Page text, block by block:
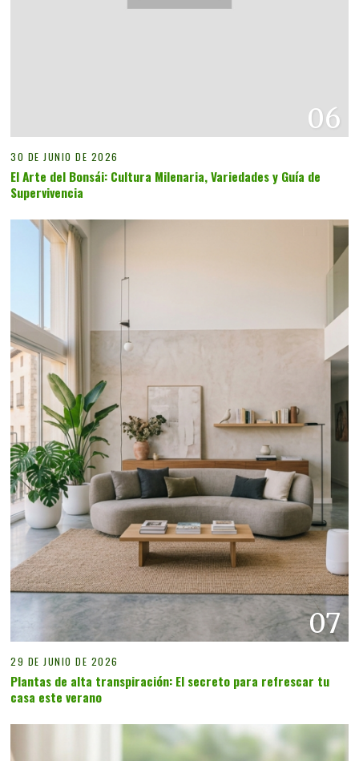
06
30 DE JUNIO DE 2026
El Arte del Bonsái: Cultura Milenaria, Variedades y Guía de
Supervivencia
07
29 DE JUNIO DE 2026
Plantas de alta transpiración: El secreto para refrescar tu
casa este verano